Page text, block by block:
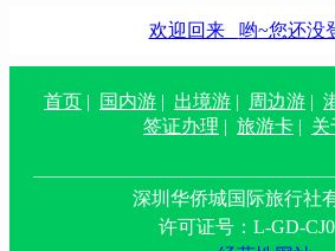
欢迎回来 哟~您还没
首页 | 国内游 | 出境游 | 周边游 |
签证办理 | 旅游卡 | 关
深圳华侨城国际旅行社
许可证号：L-GD-